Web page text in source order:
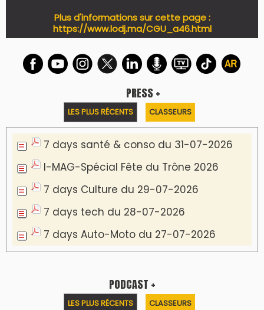
PODCAST +
LES PLUS RÉCENTS CLASSEURS
Podcast I-Week-N°137 du 26-07-2026
Podcast Eco-Business du 20-07-2026
Podcast IA-MAG-07 du 22-07-2026
Podcast I-Week N°136-19-07-2026
Podcast I-débats N31 du 18-07-2026
Communiqué de presse
Lesieur Cristal célèbre 85 ans d'engagement
en devenant partenaire du Moussem Moulay